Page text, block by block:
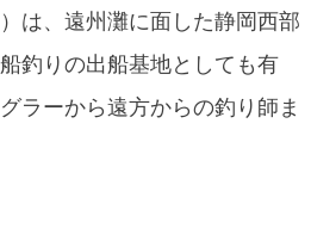
は、遠州灘に面した静岡西部
釣りの出船基地としても有
ラーから遠方からの釣り師ま